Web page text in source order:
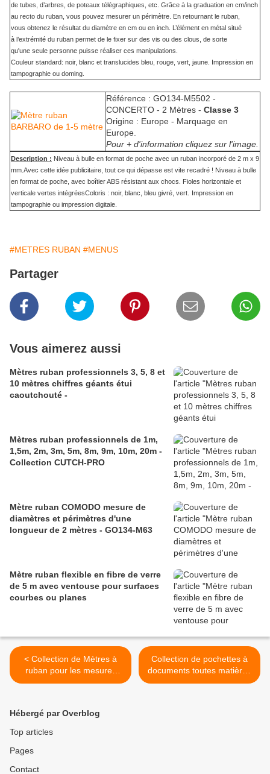
de tubes, d’arbres, de poteaux télégraphiques, etc. Grâce à la graduation en cm/inch
au recto du ruban, vous pouvez mesurer un périmètre. En retournant le ruban,
vous obtenez le résultat du diamètre en cm ou en inch. L’élément en métal situé
à l’extrémité du ruban permet de le fixer sur des vis ou des clous, de sorte
qu'une seule personne puisse réaliser ces manipulations.
Couleur standard: noir, blanc et translucides bleu, rouge, vert, jaune. Impression en
tampographie ou doming.
Référence : GO134-M5502 -
CONCERTO - 2 Mètres - Classe 3
Origine : Europe - Marquage en
Europe.
Pour + d'information cliquez sur l'image.
Description : Niveau à bulle en format de poche avec un ruban incorporé de 2 m x 9
mm.Avec cette idée publicitaire, tout ce qui dépasse est vite recadré ! Niveau à bulle
en format de poche, avec boîtier ABS résistant aux chocs. Fioles horizontale et
verticale vertes intégréesColoris : noir, blanc, bleu givré, vert.
Impression en
tampographie ou impression digitale.
#METRES RUBAN #MENUS
Partager
Vous aimerez aussi
Mètres ruban professionnels 3, 5, 8 et
10 mètres chiffres géants étui
caoutchouté -
Mètres ruban professionnels de 1m,
1,5m, 2m, 3m, 5m, 8m, 9m, 10m, 20m -
Collection CUTCH-PRO
Mètre ruban COMODO mesure de
diamètres et périmètres d'une
longueur de 2 mètres - GO134-M63
Mètre ruban flexible en fibre de verre
de 5 m avec ventouse pour surfaces
courbes ou planes
< Collection de Mètres à
ruban pour les mesures
corporelles - Les BODY
Collection de pochettes à
documents toutes matières
- Cutch-pro >
Hébergé par Overblog
Top articles
Pages
Contact